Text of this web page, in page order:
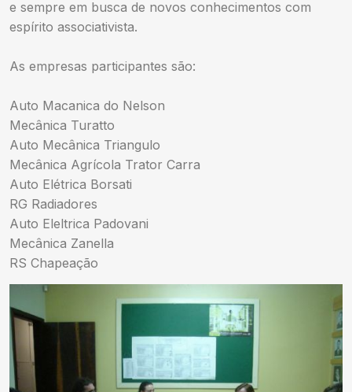
e sempre em busca de novos conhecimentos com
espírito associativista.
As empresas participantes são:
Auto Macanica do Nelson
Mecânica Turatto
Auto Mecânica Triangulo
Mecânica Agrícola Trator Carra
Auto Elétrica Borsati
RG Radiadores
Auto Eleltrica Padovani
Mecânica Zanella
RS Chapeação